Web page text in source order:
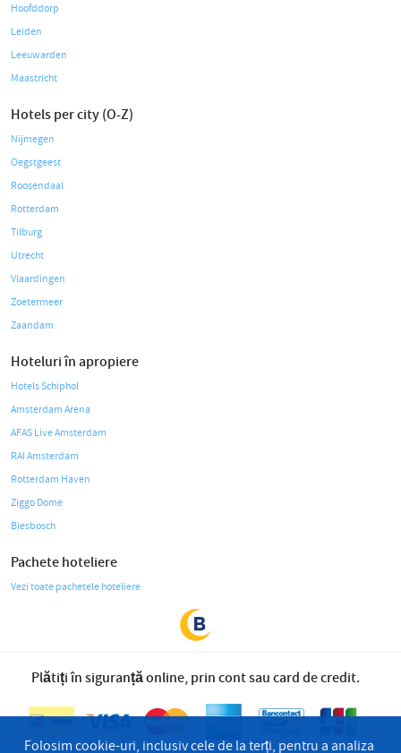
Hoofddorp
Leiden
Leeuwarden
Maastricht
Hotels per city (O-Z)
Nijmegen
Oegstgeest
Roosendaal
Rotterdam
Tilburg
Utrecht
Vlaardingen
Zoetermeer
Zaandam
Hoteluri în apropiere
Hotels Schiphol
Amsterdam Arena
AFAS Live Amsterdam
RAI Amsterdam
Rotterdam Haven
Ziggo Dome
Biesbosch
Pachete hoteliere
Vezi toate pachetele hoteliere
Plătiți în siguranță online, prin cont sau card de credit.
Folosim cookie-uri, inclusiv cele de la terți, pentru a analiza